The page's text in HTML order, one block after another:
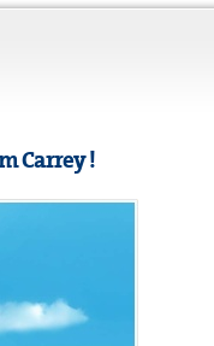
Carrey !